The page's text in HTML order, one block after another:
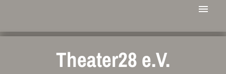
Theater28 e.V.